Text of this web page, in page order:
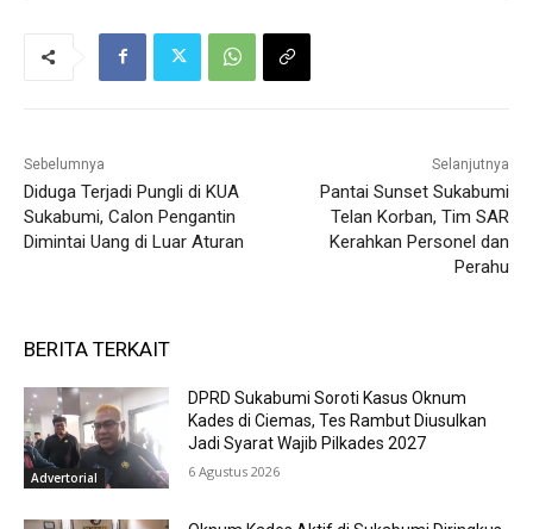
Sebelumnya
Diduga Terjadi Pungli di KUA
Sukabumi, Calon Pengantin
Dimintai Uang di Luar Aturan
Selanjutnya
Pantai Sunset Sukabumi
Telan Korban, Tim SAR
Kerahkan Personel dan
Perahu
BERITA TERKAIT
Advertorial
DPRD Sukabumi Soroti Kasus Oknum
Kades di Ciemas, Tes Rambut Diusulkan
Jadi Syarat Wajib Pilkades 2027
6 Agustus 2026